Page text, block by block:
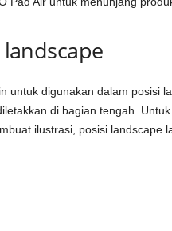
untuk digunakan dalam posisi
di bagian tengah.
ilustrasi, posisi landscape